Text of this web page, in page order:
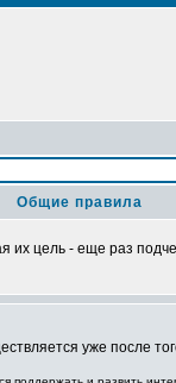
Общие правила
цель - еще раз
уже после